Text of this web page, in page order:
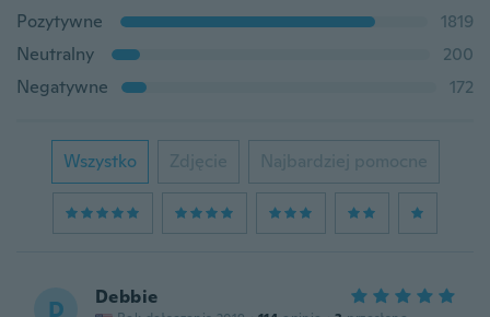
Pozytywne
1819
Neutralny
200
Negatywne
172
Wszystko Zdjęcie Najbardziej pomocne
D Debbie